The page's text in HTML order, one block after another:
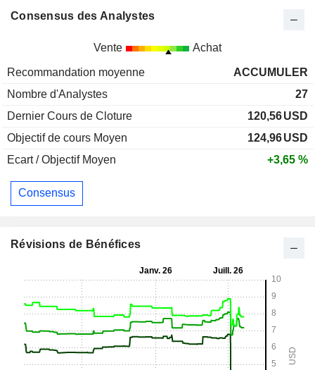
Consensus des Analystes
Vente Achat
Recommandation moyenne
ACCUMULER
Nombre d'Analystes
27
Dernier Cours de Cloture
120,56USD
Objectif de cours Moyen
124,96USD
Ecart / Objectif Moyen
+3,65 %
Consensus
Révisions de Bénéfices